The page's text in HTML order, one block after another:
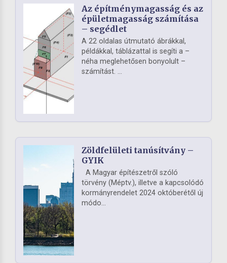
Az építménymagasság és az
épületmagasság számítása
– segédlet
A 22 oldalas útmutató ábrákkal,
példákkal, táblázattal is segíti a –
néha meglehetősen bonyolult –
számítást. ...
Zöldfelületi tanúsítvány –
GYIK
A Magyar építészetről szóló
törvény (Méptv.), illetve a kapcsolódó
kormányrendelet 2024 októberétől új
módo...